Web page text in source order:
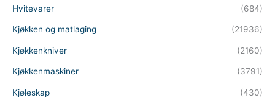
Hvitevarer (684)
Kjøkken og matlaging (21936)
Kjøkkenkniver (2160)
Kjøkkenmaskiner (3791)
Kjøleskap (430)